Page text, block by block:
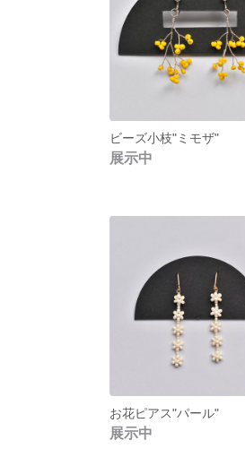
ビーズ小枝"ミモザ"
展示中
お花ピアス"パール"
展示中